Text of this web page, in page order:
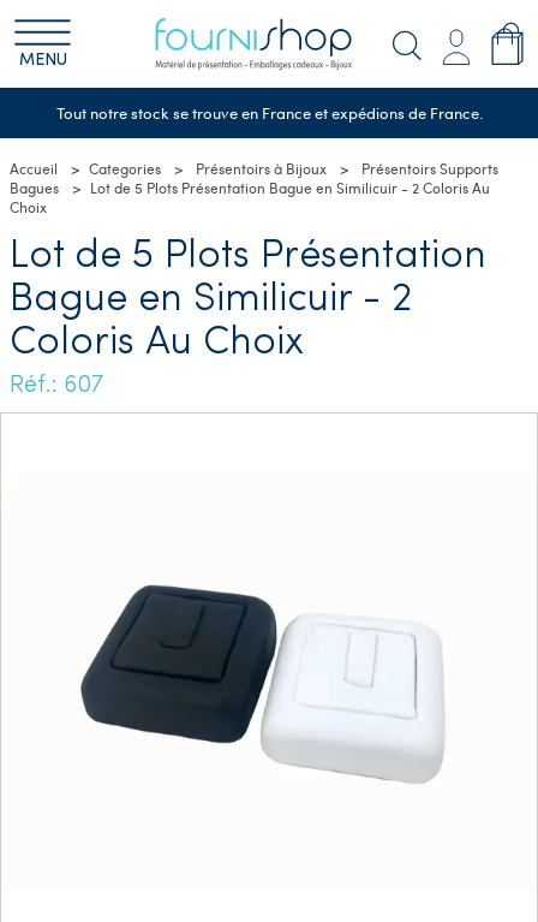
MENU
Tout notre stock se trouve en France et expédions de France.
Accueil Categories Présentoirs à Bijoux
Présentoirs Supports
Bagues
Lot de 5 Plots Présentation Bague en Similicuir - 2 Coloris Au
Choix
Lot de 5 Plots Présentation
Bague en Similicuir - 2
Coloris Au Choix
Réf.: 607